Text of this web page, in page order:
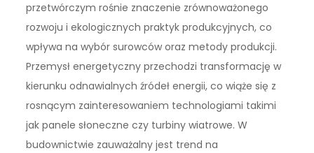
przetwórczym rośnie znaczenie zrównoważonego
rozwoju i ekologicznych praktyk produkcyjnych, co
wpływa na wybór surowców oraz metody produkcji.
Przemysł energetyczny przechodzi transformację w
kierunku odnawialnych źródeł energii, co wiąże się z
rosnącym zainteresowaniem technologiami takimi
jak panele słoneczne czy turbiny wiatrowe. W
budownictwie zauważalny jest trend na